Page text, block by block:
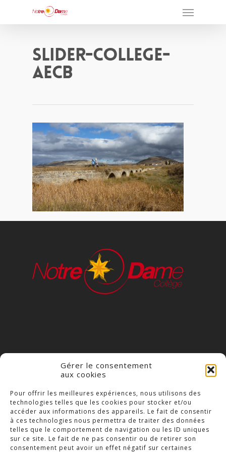
Gérer le consentement
aux cookies
Pour offrir les meilleures expériences, nous utilisons des
technologies telles que les cookies pour stocker et/ou
accéder aux informations des appareils. Le fait de consentir
à ces technologies nous permettra de traiter des données
telles que le comportement de navigation ou les ID uniques
sur ce site. Le fait de ne pas consentir ou de retirer son
consentement peut avoir un effet négatif sur certaines
Slider-College-
Aecb
COLLÈGE NOTRE DAME
23 Place Saint-Jean,
79300 Bressuire
Téléphone : 05 49 74 46 20